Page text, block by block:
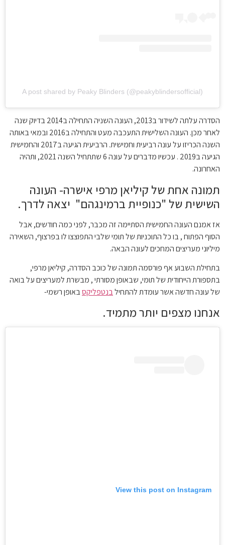
A post shared by Peaky Blinders (@peakyblindersofficial)
הסדרה עלתה לשידור ב2013, העונה השניה התחילה ב2014 בדיוק שנה
לאחר מכן. העונה השלישית התעכבה מעט והתחילה ב2016 ובמאי באותה
השנה הכריזו על עונה רביעית וחמישית. הרביעית הגיעה ב2017 והחמישית
הגיעה ב2019 . עכשיו מדברים על עונה 6 שתתחיל השנה 2021, ותהיה
האחרונה.
תמונה אחת של קיליאן מרפי אישרה- העונה
השישית של "כנופיית ברמינגהם" יצאה לדרך.
אז אמנם העונה החמישית הסתיימה זה מכבר, לפני כמה חודשים, אבל
הסוף הפתוח , בו כל התוכניות של תומי שלבי התפוצצו לו בפרצוף, השאירה
מיליוני מעריצים המחכים לעונה הבאה.
בתחילת השבוע אף פורסמה תמונה של כוכב הסדרה, קיליאן מרפי,
בתספורת הייחודית של תומי, שבאופן מסורתי , מבשרת למעריצים על בואה
של עונה חדשה אשר עומדת להתחילבנטפליקסבאופן רשמי-
אנחנו מצפים יותר מתמיד.
View this post on Instagram